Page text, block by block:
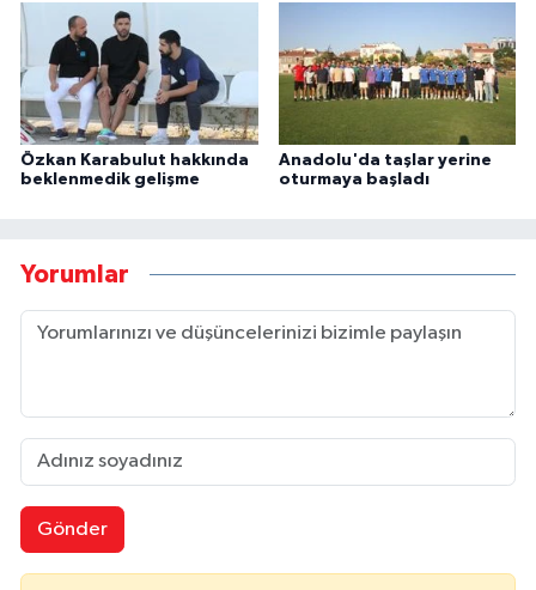
Özkan Karabulut hakkında
beklenmedik gelişme
Anadolu'da taşlar yerine
oturmaya başladı
Yorumlar
Gönder